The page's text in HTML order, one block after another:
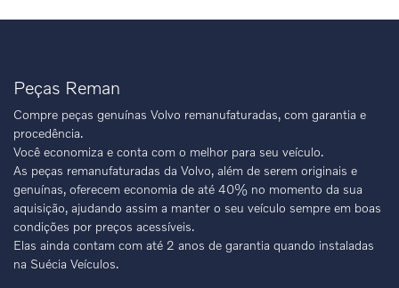
Peças Reman
Compre peças genuínas Volvo remanufaturadas, com garantia e
procedência.
Você economiza e conta com o melhor para seu veículo.
As peças remanufaturadas da Volvo, além de serem originais e
genuínas, oferecem economia de até 40% no momento da sua
aquisição, ajudando assim a manter o seu veículo sempre em boas
condições por preços acessíveis.
Elas ainda contam com até 2 anos de garantia quando instaladas
na Suécia Veículos.